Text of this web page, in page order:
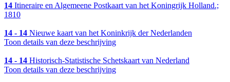
14 Itineraire en Algemeene Postkaart van het Koningrijk Holland.;
1810
14 - 14 Nieuwe kaart van het Koninkrijk der Nederlanden
Toon details van deze beschrijving
14 - 14 Historisch-Statistische Schetskaart van Nederland
Toon details van deze beschrijving